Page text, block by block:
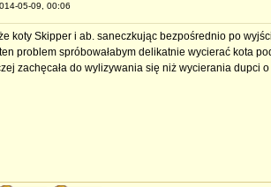
05-09, 00:06
koty Skipper i ab. saneczkując bezpośrednio po
problem spróbowałabym delikatnie wycierać kota
zachęcała do wylizywania się niż wycierania dupci o